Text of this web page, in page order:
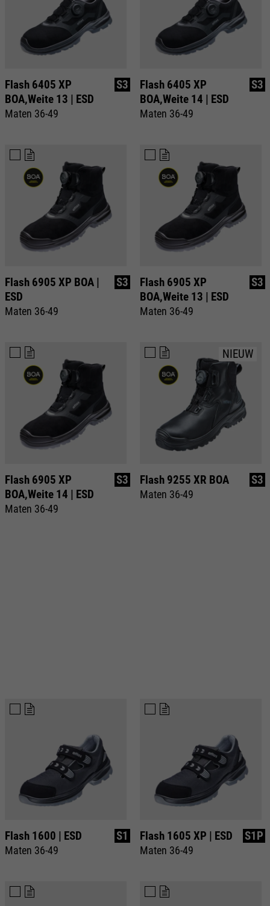
Flash 6405 XP
BOA,Weite 13 | ESD
Maten 36-49
S3
Flash 6405 XP
BOA,Weite 14 | ESD
Maten 36-49
S3
Flash 6905 XP BOA |
ESD
Maten 36-49
S3
Flash 6905 XP
BOA,Weite 13 | ESD
Maten 36-49
S3
Flash 6905 XP
BOA,Weite 14 | ESD
Maten 36-49
S3
NIEUW
Flash 9255 XR BOA
Maten 36-49
S3
Flash 1600 | ESD
Maten 36-49
S1 Flash 1605 XP | ESD
Maten 36-49
S1P